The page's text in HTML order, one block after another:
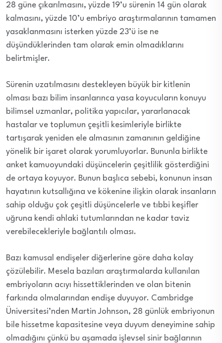
28 güne çıkarılmasını, yüzde 19’u sürenin 14 gün olarak
kalmasını, yüzde 10’u embriyo araştırmalarının tamamen
yasaklanmasını isterken yüzde 23’ü ise ne
düşündüklerinden tam olarak emin olmadıklarını
belirtmişler.
Sürenin uzatılmasını destekleyen büyük bir kitlenin
olması bazı bilim insanlarınca yasa koyucuların konuyu
bilimsel uzmanlar, politika yapıcılar, yararlanacak
hastalar ve toplumun çeşitli kesimleriyle birlikte
tartışarak yeniden ele almasının zamanının geldiğine
yönelik bir işaret olarak yorumluyorlar. Bununla birlikte
anket kamuoyundaki düşüncelerin çeşitlilik gösterdiğini
de ortaya koyuyor. Bunun başlıca sebebi, konunun insan
hayatının kutsallığına ve kökenine ilişkin olarak insanların
sahip olduğu çok çeşitli düşüncelerle ve tıbbi keşifler
uğruna kendi ahlaki tutumlarından ne kadar taviz
verebilecekleriyle bağlantılı olması.
Bazı kamusal endişeler diğerlerine göre daha kolay
çözülebilir. Mesela bazıları araştırmalarda kullanılan
embriyoların acıyı hissettiklerinden ve olan bitenin
farkında olmalarından endişe duyuyor. Cambridge
Üniversitesi’nden Martin Johnson, 28 günlük embriyonun
bile hissetme kapasitesine veya duyum deneyimine sahip
olmadığını çünkü bu aşamada işlevsel sinir bağlarının